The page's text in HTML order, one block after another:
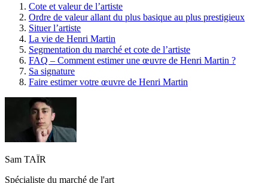
Cote et valeur de l’artiste
Ordre de valeur allant du plus basique au plus prestigieux
Situer l’artiste
La vie de Henri Martin
Segmentation du marché et cote de l’artiste
FAQ – Comment estimer une œuvre de Henri Martin ?
Sa signature
Faire estimer votre œuvre de Henri Martin
Sam TAÏR
Spécialiste du marché de l'art